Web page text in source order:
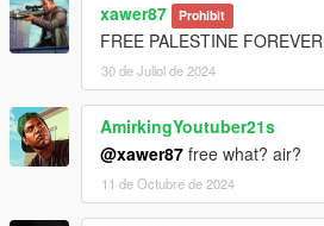
xawer87 Prohibit
FREE PALESTINE FOREVER
30 de Juliol de 2024
AmirkingYoutuber21s
@xawer87 free what? air?
11 de Octubre de 2024